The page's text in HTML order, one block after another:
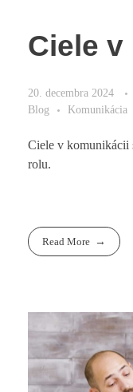
Ciele
20. decembra 2024
Blog
Komunikácia
Ciele v komunikácii
rolu.
Read More